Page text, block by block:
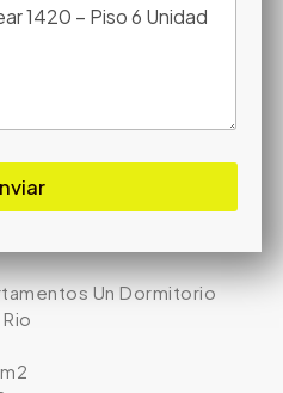
Un Dormitorio